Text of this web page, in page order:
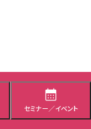
セミナー／イベント